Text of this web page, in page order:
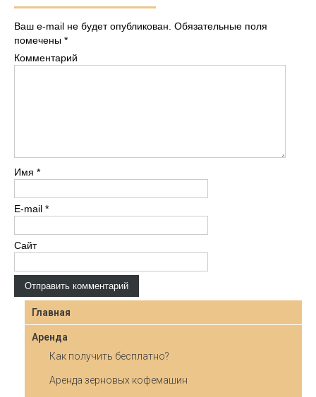
Ваш e-mail не будет опубликован. Обязательные поля
помечены *
Комментарий
Имя *
E-mail *
Сайт
Главная
Аренда
Как получить бесплатно?
Аренда зерновых кофемашин